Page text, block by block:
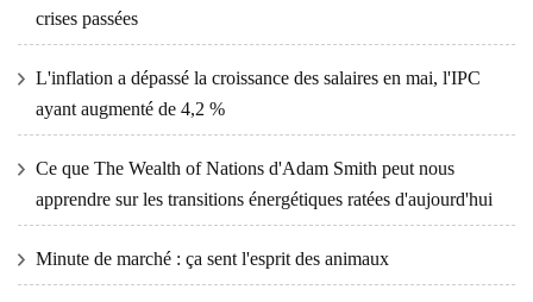
crises passées
L'inflation a dépassé la croissance des salaires en mai, l'IPC
ayant augmenté de 4,2 %
Ce que The Wealth of Nations d'Adam Smith peut nous
apprendre sur les transitions énergétiques ratées d'aujourd'hui
Minute de marché : ça sent l'esprit des animaux